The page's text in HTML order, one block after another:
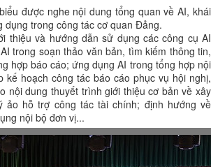
được nghe nội dung tổng quan về AI, khái
dụng trong công tác cơ quan Đảng.
thiệu và hướng dẫn sử dụng các công cụ AI
trong soạn thảo văn bản, tìm kiếm thông tin,
hợp báo cáo; ứng dụng AI trong tổng hợp nội
kế hoạch công tác báo cáo phục vụ hội nghị,
nội dung thuyết trình giới thiệu cơ bản về xây
ảo hỗ trợ công tác tài chính; định hướng về
nội bộ đơn vị...